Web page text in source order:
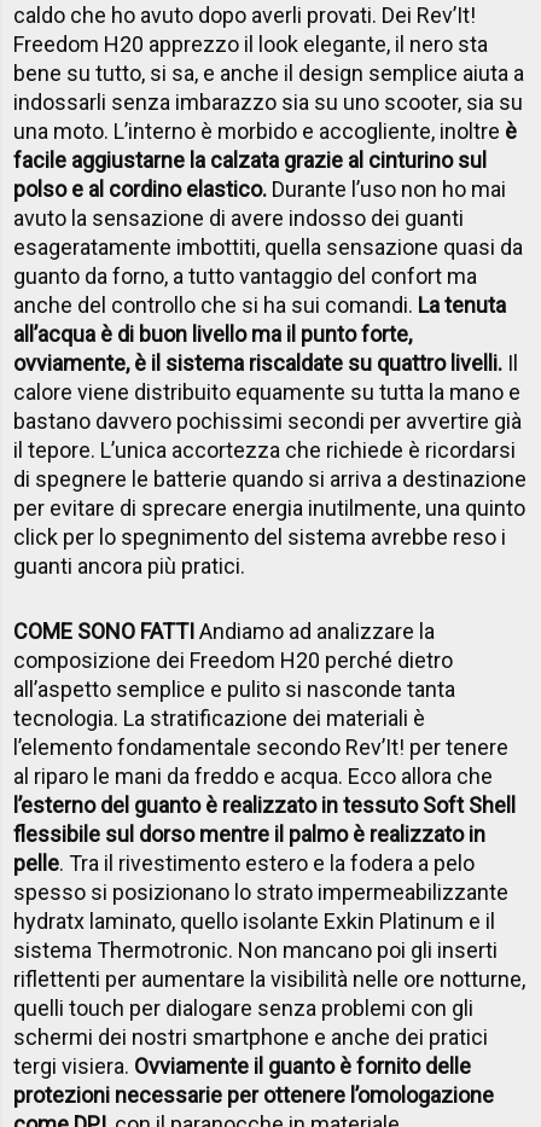
caldo che ho avuto dopo averli provati. Dei Rev’It!
Freedom H20 apprezzo il look elegante, il nero sta
bene su tutto, si sa, e anche il design semplice aiuta a
indossarli senza imbarazzo sia su uno scooter, sia su
una moto. L’interno è morbido e accogliente, inoltre è
facile aggiustarne la calzata grazie al cinturino sul
polso e al cordino elastico. Durante l’uso non ho mai
avuto la sensazione di avere indosso dei guanti
esageratamente imbottiti, quella sensazione quasi da
guanto da forno, a tutto vantaggio del confort ma
anche del controllo che si ha sui comandi. La tenuta
all’acqua è di buon livello ma il punto forte,
ovviamente, è il sistema riscaldate su quattro livelli. Il
calore viene distribuito equamente su tutta la mano e
bastano davvero pochissimi secondi per avvertire già
il tepore. L’unica accortezza che richiede è ricordarsi
di spegnere le batterie quando si arriva a destinazione
per evitare di sprecare energia inutilmente, una quinto
click per lo spegnimento del sistema avrebbe reso i
guanti ancora più pratici.
COME SONO FATTIAndiamo ad analizzare la
composizione dei Freedom H20 perché dietro
all’aspetto semplice e pulito si nasconde tanta
tecnologia. La stratificazione dei materiali è
l’elemento fondamentale secondo Rev’It! per tenere
al riparo le mani da freddo e acqua. Ecco allora che
l’esterno del guanto è realizzato in tessuto Soft Shell
flessibile sul dorso mentre il palmo è realizzato in
pelle. Tra il rivestimento estero e la fodera a pelo
spesso si posizionano lo strato impermeabilizzante
hydratx laminato, quello isolante Exkin Platinum e il
sistema Thermotronic. Non mancano poi gli inserti
riflettenti per aumentare la visibilità nelle ore notturne,
quelli touch per dialogare senza problemi con gli
schermi dei nostri smartphone e anche dei pratici
tergi visiera. Ovviamente il guanto è fornito delle
protezioni necessarie per ottenere l’omologazione